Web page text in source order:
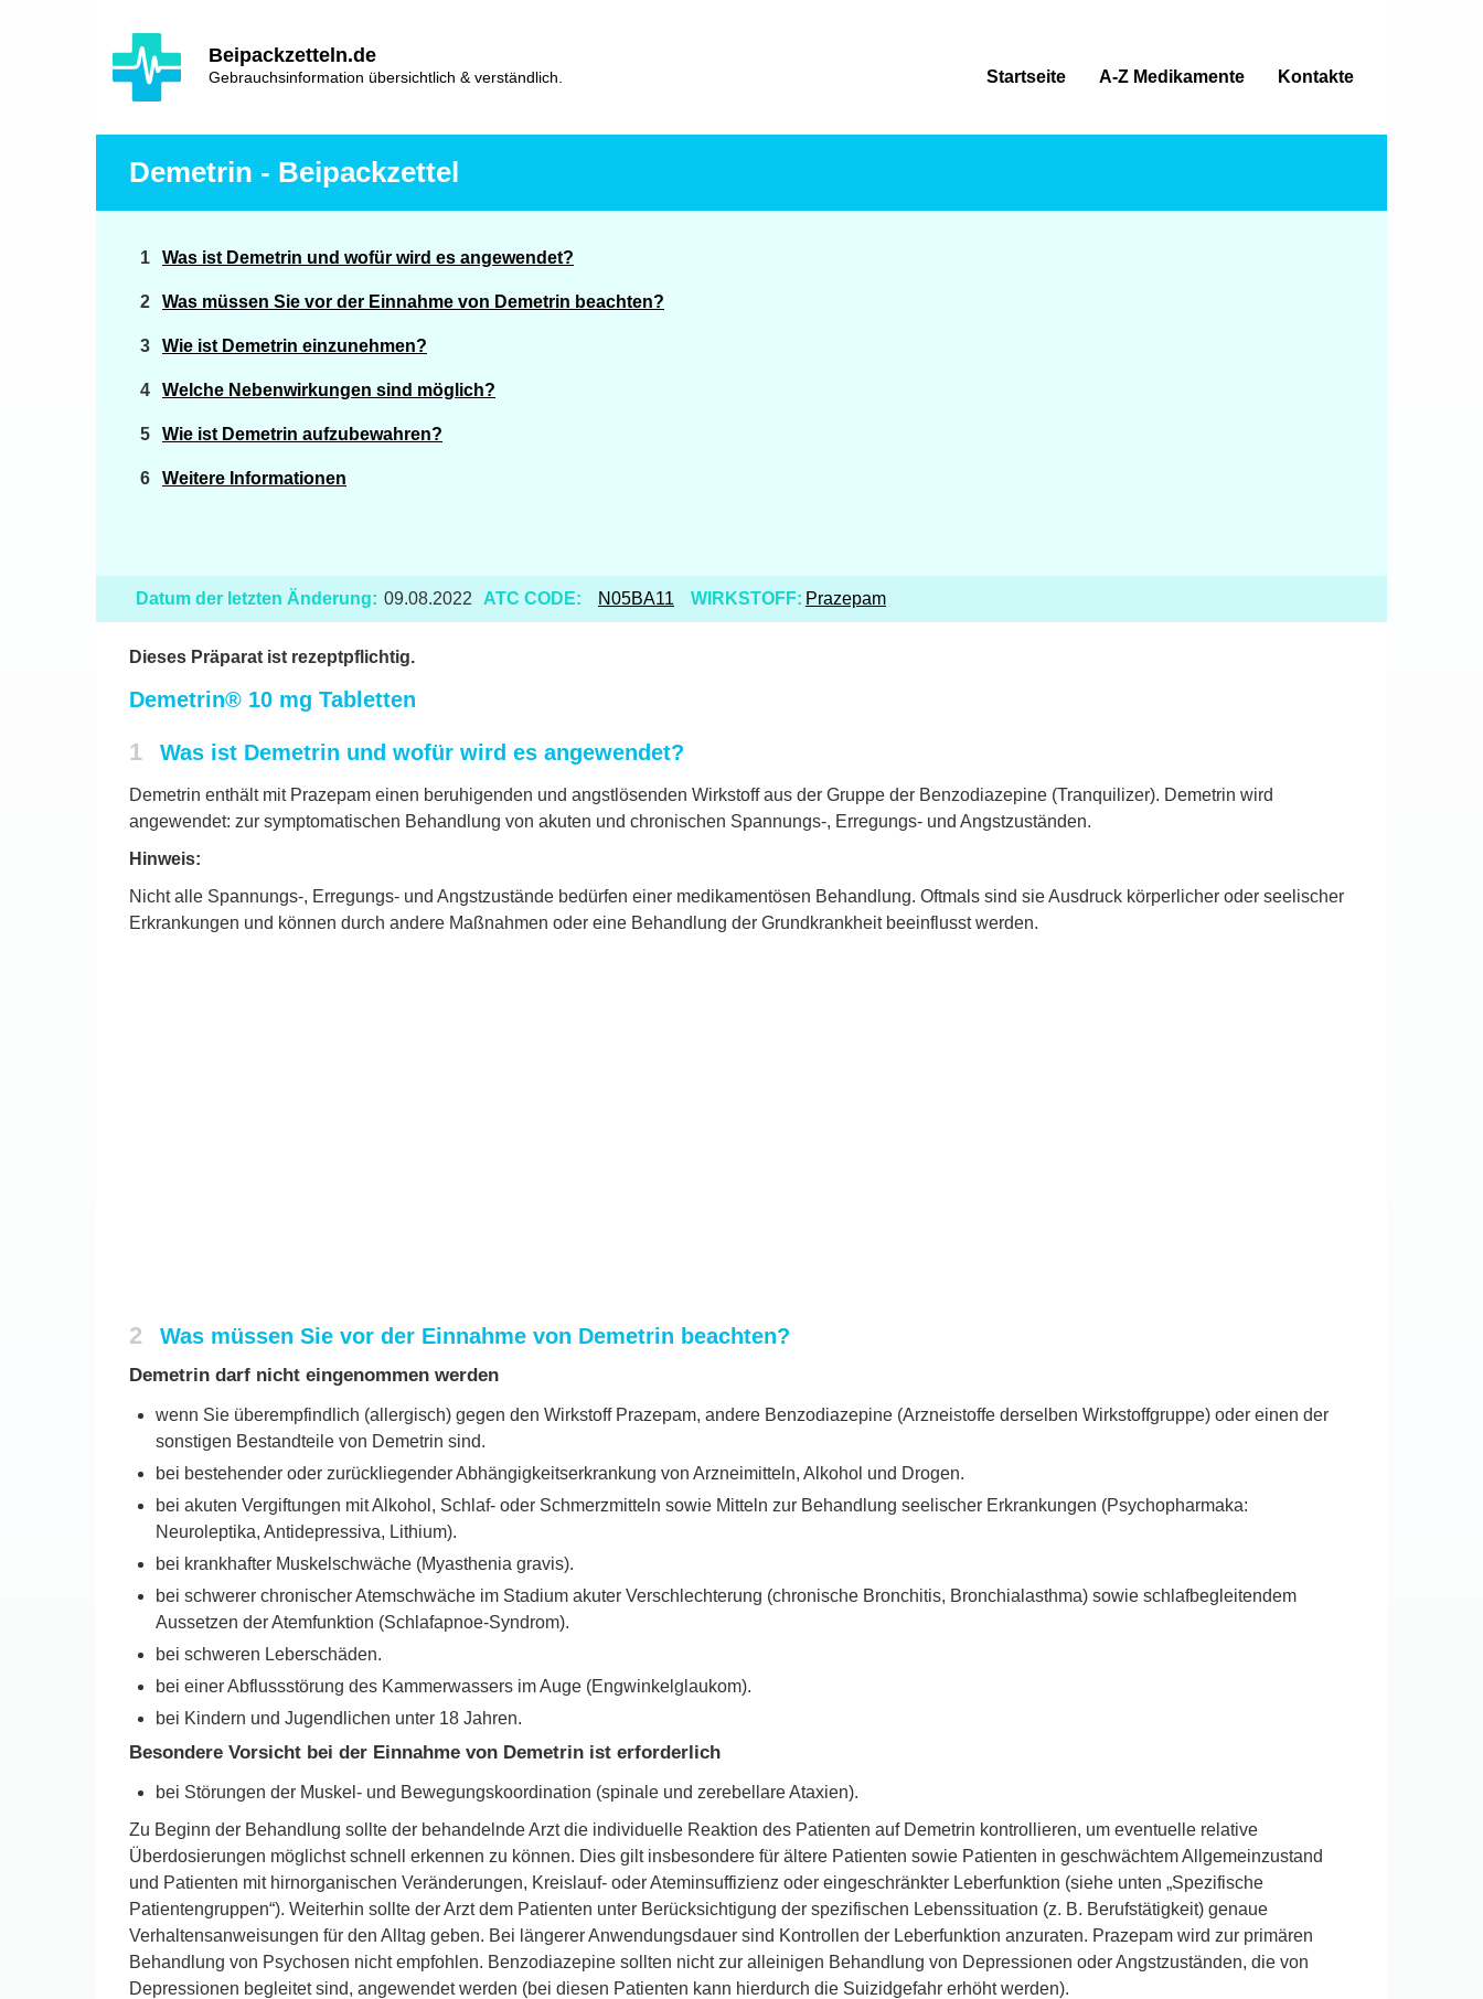
Beipackzetteln.de
Gebrauchsinformation übersichtlich & verständlich.
Hlavní
navigace
Startseite A-Z Medikamente Kontakte
Demetrin - Beipackzettel
Was ist Demetrin und wofür wird es angewendet?
Was müssen Sie vor der Einnahme von Demetrin beachten?
Wie ist Demetrin einzunehmen?
Welche Nebenwirkungen sind möglich?
Wie ist Demetrin aufzubewahren?
Weitere Informationen
Datum der letzten Änderung: 09.08.2022 ATC CODE: N05BA11 WIRKSTOFF: Prazepam
Dieses Präparat ist rezeptpflichtig.
Demetrin® 10 mg Tabletten
1 Was ist Demetrin und wofür wird es angewendet?
Demetrin enthält mit Prazepam einen beruhigenden und angstlösenden Wirkstoff aus der Gruppe der Benzodiazepine (Tranquilizer). Demetrin wird
angewendet: zur symptomatischen Behandlung von akuten und chronischen Spannungs-, Erregungs- und Angstzuständen.
Hinweis:
Nicht alle Spannungs-, Erregungs- und Angstzustände bedürfen einer medikamentösen Behandlung. Oftmals sind sie Ausdruck körperlicher oder seelischer
Erkrankungen und können durch andere Maßnahmen oder eine Behandlung der Grundkrankheit beeinflusst werden.
2 Was müssen Sie vor der Einnahme von Demetrin beachten?
Demetrin darf nicht eingenommen werden
wenn Sie überempfindlich (allergisch) gegen den Wirkstoff Prazepam, andere Benzodiazepine (Arzneistoffe derselben Wirkstoffgruppe) oder einen der
sonstigen Bestandteile von Demetrin sind.
bei bestehender oder zurückliegender Abhängigkeitserkrankung von Arzneimitteln, Alkohol und Drogen.
bei akuten Vergiftungen mit Alkohol, Schlaf- oder Schmerzmitteln sowie Mitteln zur Behandlung seelischer Erkrankungen (Psychopharmaka:
Neuroleptika, Antidepressiva, Lithium).
bei krankhafter Muskelschwäche (Myasthenia gravis).
bei schwerer chronischer Atemschwäche im Stadium akuter Verschlechterung (chronische Bronchitis, Bronchialasthma) sowie schlafbegleitendem
Aussetzen der Atemfunktion (Schlafapnoe-Syndrom).
bei schweren Leberschäden.
bei einer Abflussstörung des Kammerwassers im Auge (Engwinkelglaukom).
bei Kindern und Jugendlichen unter 18 Jahren.
Besondere Vorsicht bei der Einnahme von Demetrin ist erforderlich
bei Störungen der Muskel- und Bewegungskoordination (spinale und zerebellare Ataxien).
Zu Beginn der Behandlung sollte der behandelnde Arzt die individuelle Reaktion des Patienten auf Demetrin kontrollieren, um eventuelle relative
Überdosierungen möglichst schnell erkennen zu können. Dies gilt insbesondere für ältere Patienten sowie Patienten in geschwächtem Allgemeinzustand
und Patienten mit hirnorganischen Veränderungen, Kreislauf- oder Ateminsuffizienz oder eingeschränkter Leberfunktion (siehe unten „Spezifische
Patientengruppen“). Weiterhin sollte der Arzt dem Patienten unter Berücksichtigung der spezifischen Lebenssituation (z. B. Berufstätigkeit) genaue
Verhaltensanweisungen für den Alltag geben. Bei längerer Anwendungsdauer sind Kontrollen der Leberfunktion anzuraten. Prazepam wird zur primären
Behandlung von Psychosen nicht empfohlen. Benzodiazepine sollten nicht zur alleinigen Behandlung von Depressionen oder Angstzuständen, die von
Depressionen begleitet sind, angewendet werden (bei diesen Patienten kann hierdurch die Suizidgefahr erhöht werden).